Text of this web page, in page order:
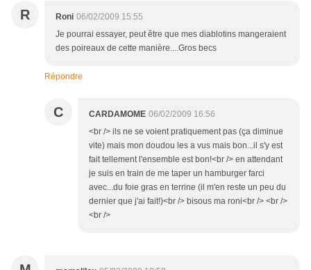
R Roni 06/02/2009 15:55
Je pourrai essayer, peut être que mes diablotins mangeraient
des poireaux de cette manière....Gros becs
Répondre
C CARDAMOME 06/02/2009 16:56
<br /> ils ne se voient pratiquement pas (ça diminue
vite) mais mon doudou les a vus mais bon...il s'y est
fait tellement l'ensemble est bon!<br /> en attendant
je suis en train de me taper un hamburger farci
avec...du foie gras en terrine (il m'en reste un peu du
dernier que j'ai fait!)<br /> bisous ma roni<br /> <br />
<br />